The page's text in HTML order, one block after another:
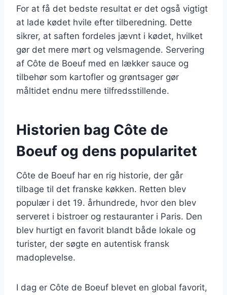
For at få det bedste resultat er det også vigtigt
at lade kødet hvile efter tilberedning. Dette
sikrer, at saften fordeles jævnt i kødet, hvilket
gør det mere mørt og velsmagende. Servering
af Côte de Boeuf med en lækker sauce og
tilbehør som kartofler og grøntsager gør
måltidet endnu mere tilfredsstillende.
Historien bag Côte de
Boeuf og dens popularitet
Côte de Boeuf har en rig historie, der går
tilbage til det franske køkken. Retten blev
populær i det 19. århundrede, hvor den blev
serveret i bistroer og restauranter i Paris. Den
blev hurtigt en favorit blandt både lokale og
turister, der søgte en autentisk fransk
madoplevelse.
I dag er Côte de Boeuf blevet en global favorit,